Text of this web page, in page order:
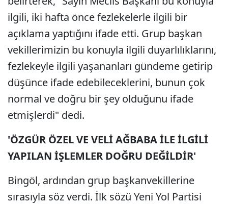
ilgili, iki hafta önce fezlekelerle ilgili bir
açıklama yaptığını ifade etti. Grup başkan
vekillerimizin bu konuyla ilgili duyarlılıklarını,
fezlekeyle ilgili yaşananları gündeme getirip
düşünce ifade edebileceklerini, bunun çok
normal ve doğru bir şey olduğunu ifade
etmişlerdi" dedi.
'ÖZGÜR ÖZEL VE VELİ AĞBABA İLE İLGİLİ
YAPILAN İŞLEMLER DOĞRU DEĞİLDİR'
Bingöl, ardından grup başkanvekillerine
sırasıyla söz verdi. İlk sözü Yeni Yol Partisi